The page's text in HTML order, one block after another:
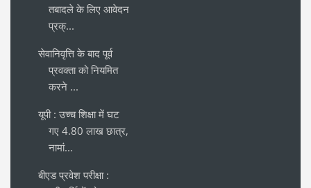
तबादले के लिए आवेदन
प्रक्...
सेवानिवृत्ति के बाद पूर्व
प्रवक्ता को नियमित
करने ...
यूपी : उच्च शिक्षा में घट
गए 4.80 लाख छात्र,
नामां...
बीएड प्रवेश परीक्षा :